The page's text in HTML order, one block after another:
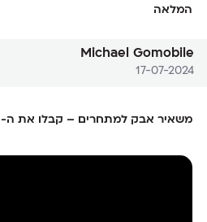
המלאה
Michael Gomobile
17-07-2024
משאיר אבק למתחרים – קבלו את ה- Roborock S7